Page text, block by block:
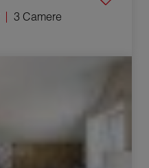
3 Camere